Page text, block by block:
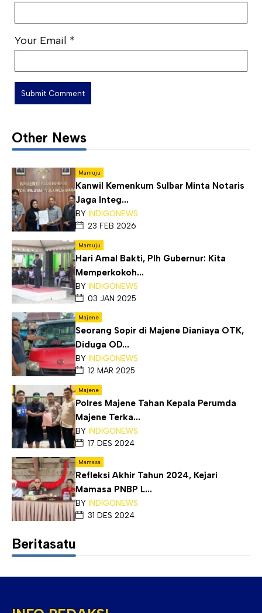
Your Email *
Other News
Mamuju
Kanwil Kemenkum Sulbar Minta Notaris
Jaga Integ...
BY INDIGONEWS
23 FEB 2026
Mamuju
Hari Amal Bakti, Plh Gubernur: Kita
Memperkokoh...
BY INDIGONEWS
03 JAN 2025
Majene
Seorang Sopir di Majene Dianiaya OTK,
Diduga OD...
BY INDIGONEWS
12 MAR 2025
Majene
Polres Majene Tahan Kepala Perumda
Majene Terka...
BY INDIGONEWS
17 DES 2024
Mamasa
Refleksi Akhir Tahun 2024, Kejari
Mamasa PNBP L...
BY INDIGONEWS
31 DES 2024
Beritasatu